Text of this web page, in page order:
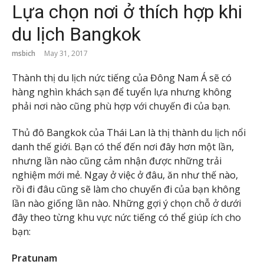
Lựa chọn nơi ở thích hợp khi
du lịch Bangkok
msbich May 31, 2017
Thành thị du lịch nức tiếng của Đông Nam Á sẽ có
hàng nghìn khách sạn để tuyển lựa nhưng không
phải nơi nào cũng phù hợp với chuyến đi của bạn.
Thủ đô Bangkok của Thái Lan là thị thành du lịch nổi
danh thế giới. Bạn có thể đến nơi đây hơn một lần,
nhưng lần nào cũng cảm nhận được những trải
nghiệm mới mẻ. Ngay ở việc ở đâu, ăn như thế nào,
rồi đi đâu cũng sẽ làm cho chuyến đi của bạn không
lần nào giống lần nào. Những gợi ý chọn chỗ ở dưới
đây theo từng khu vực nức tiếng có thể giúp ích cho
bạn:
Pratunam